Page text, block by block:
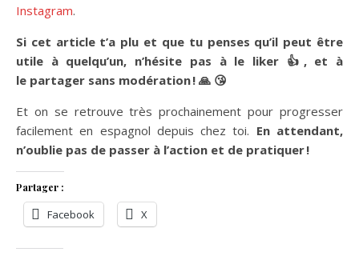
Instagram.
Si cet article t’a plu et que tu penses qu’il peut être
utile à quelqu’un, n’hésite pas à le liker 👍 , et à
le partager sans modération ! 🙏 😘
Et on se retrouve très prochainement pour progresser
facilement en espagnol depuis chez toi. En attendant,
n’oublie pas de passer à l’action et de pratiquer !
Partager :
Facebook X